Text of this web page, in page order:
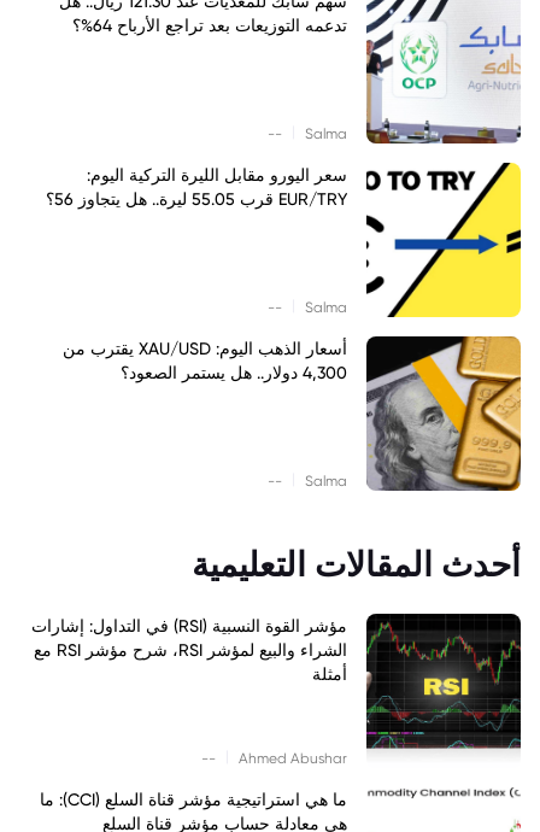
تدعمه التوزيعات بعد تراجع الأرباح 64%؟
Salma
--
سعر اليورو مقابل الليرة التركية اليوم:
EUR/TRY قرب 55.05 ليرة.. هل يتجاوز 56؟
Salma
--
أسعار الذهب اليوم: XAU/USD يقترب من
4,300 دولار.. هل يستمر الصعود؟
Salma
--
أحدث المقالات التعليمية
مؤشر القوة النسبية (RSI) في التداول: إشارات
الشراء والبيع لمؤشر RSI، شرح مؤشر RSI مع
أمثلة
Ahmed Abushar
--
ما هي استراتيجية مؤشر قناة السلع (CCI): ما
هي معادلة حساب مؤشر قناة السلع